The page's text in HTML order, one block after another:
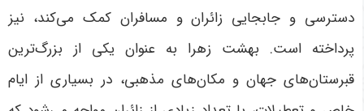
دسترسی و جابجایی زائران و مسافران کمک می‌کند، نیز
پرداخته است. بهشت زهرا به عنوان یکی از بزرگ‌ترین
قبرستان‌های جهان و مکان‌های مذهبی، در بسیاری از ایام